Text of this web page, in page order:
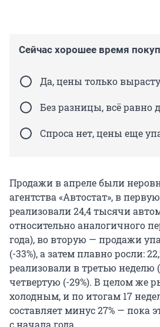
Сейчас хорошее время
Да, цены только
Без разницы, всё равно
Спроса нет, цены еще
Продажи в апреле были
агентства «Автостат», в
реализовали 24,4 тысячи
относительно аналогичного
года), во вторую — продажи
(-33%), а затем плавно росли:
реализовали в третью неделю
четвертую (-29%). В целом же
холодным, и по итогам 17
составляет минус 27% — пока
с начала года.